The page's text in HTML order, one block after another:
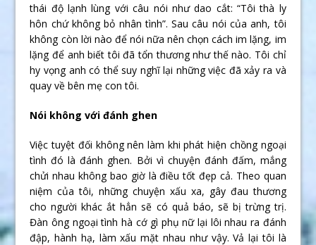
thái độ lạnh lùng với câu nói như dao cắt: “Tôi thà ly
hôn chứ không bỏ nhân tình”. Sau câu nói của anh, tôi
không còn lời nào để nói nữa nên chọn cách im lặng, im
lặng để anh biết tôi đã tổn thương như thế nào. Tôi chỉ
hy vọng anh có thể suy nghĩ lại những việc đã xảy ra và
quay về bên mẹ con tôi.
Nói không với đánh ghen
Việc tuyệt đối không nên làm khi phát hiện chồng ngoại
tình đó là đánh ghen. Bởi vì chuyện đánh đấm, mắng
chửi nhau không bao giờ là điều tốt đẹp cả. Theo quan
niệm của tôi, những chuyện xấu xa, gây đau thương
cho người khác ắt hẳn sẽ có quả báo, sẽ bị trừng trị.
Đàn ông ngoại tình hà cớ gì phụ nữ lại lôi nhau ra đánh
đập, hành hạ, làm xấu mặt nhau như vậy. Vả lại tôi là